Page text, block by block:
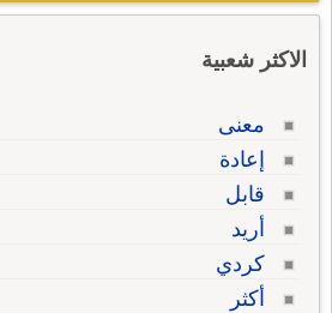
الاكثر شعبية
معنى
إعادة
قابل
أريد
كردي
أكثر